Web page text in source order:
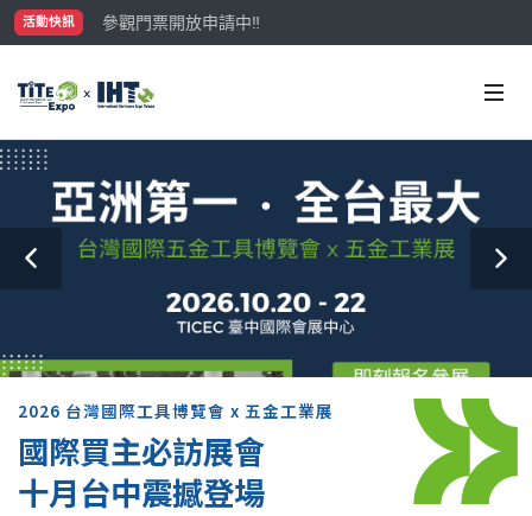
活動快訊
參觀門票開放申請中‼️
最大規模台灣五金展TiTE x IHT，2026/10/20-22與您在臺
2026 台灣國際工具博覽會 x 五金工業展
國際買主必訪展會
十月台中震撼登場